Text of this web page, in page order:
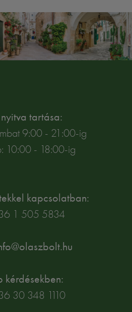
tartása:
9:00 - 21:00-ig
10:00 - 18:00-ig
kapcsolatban:
1 505 5834
kérdésekben:
30 348 1110